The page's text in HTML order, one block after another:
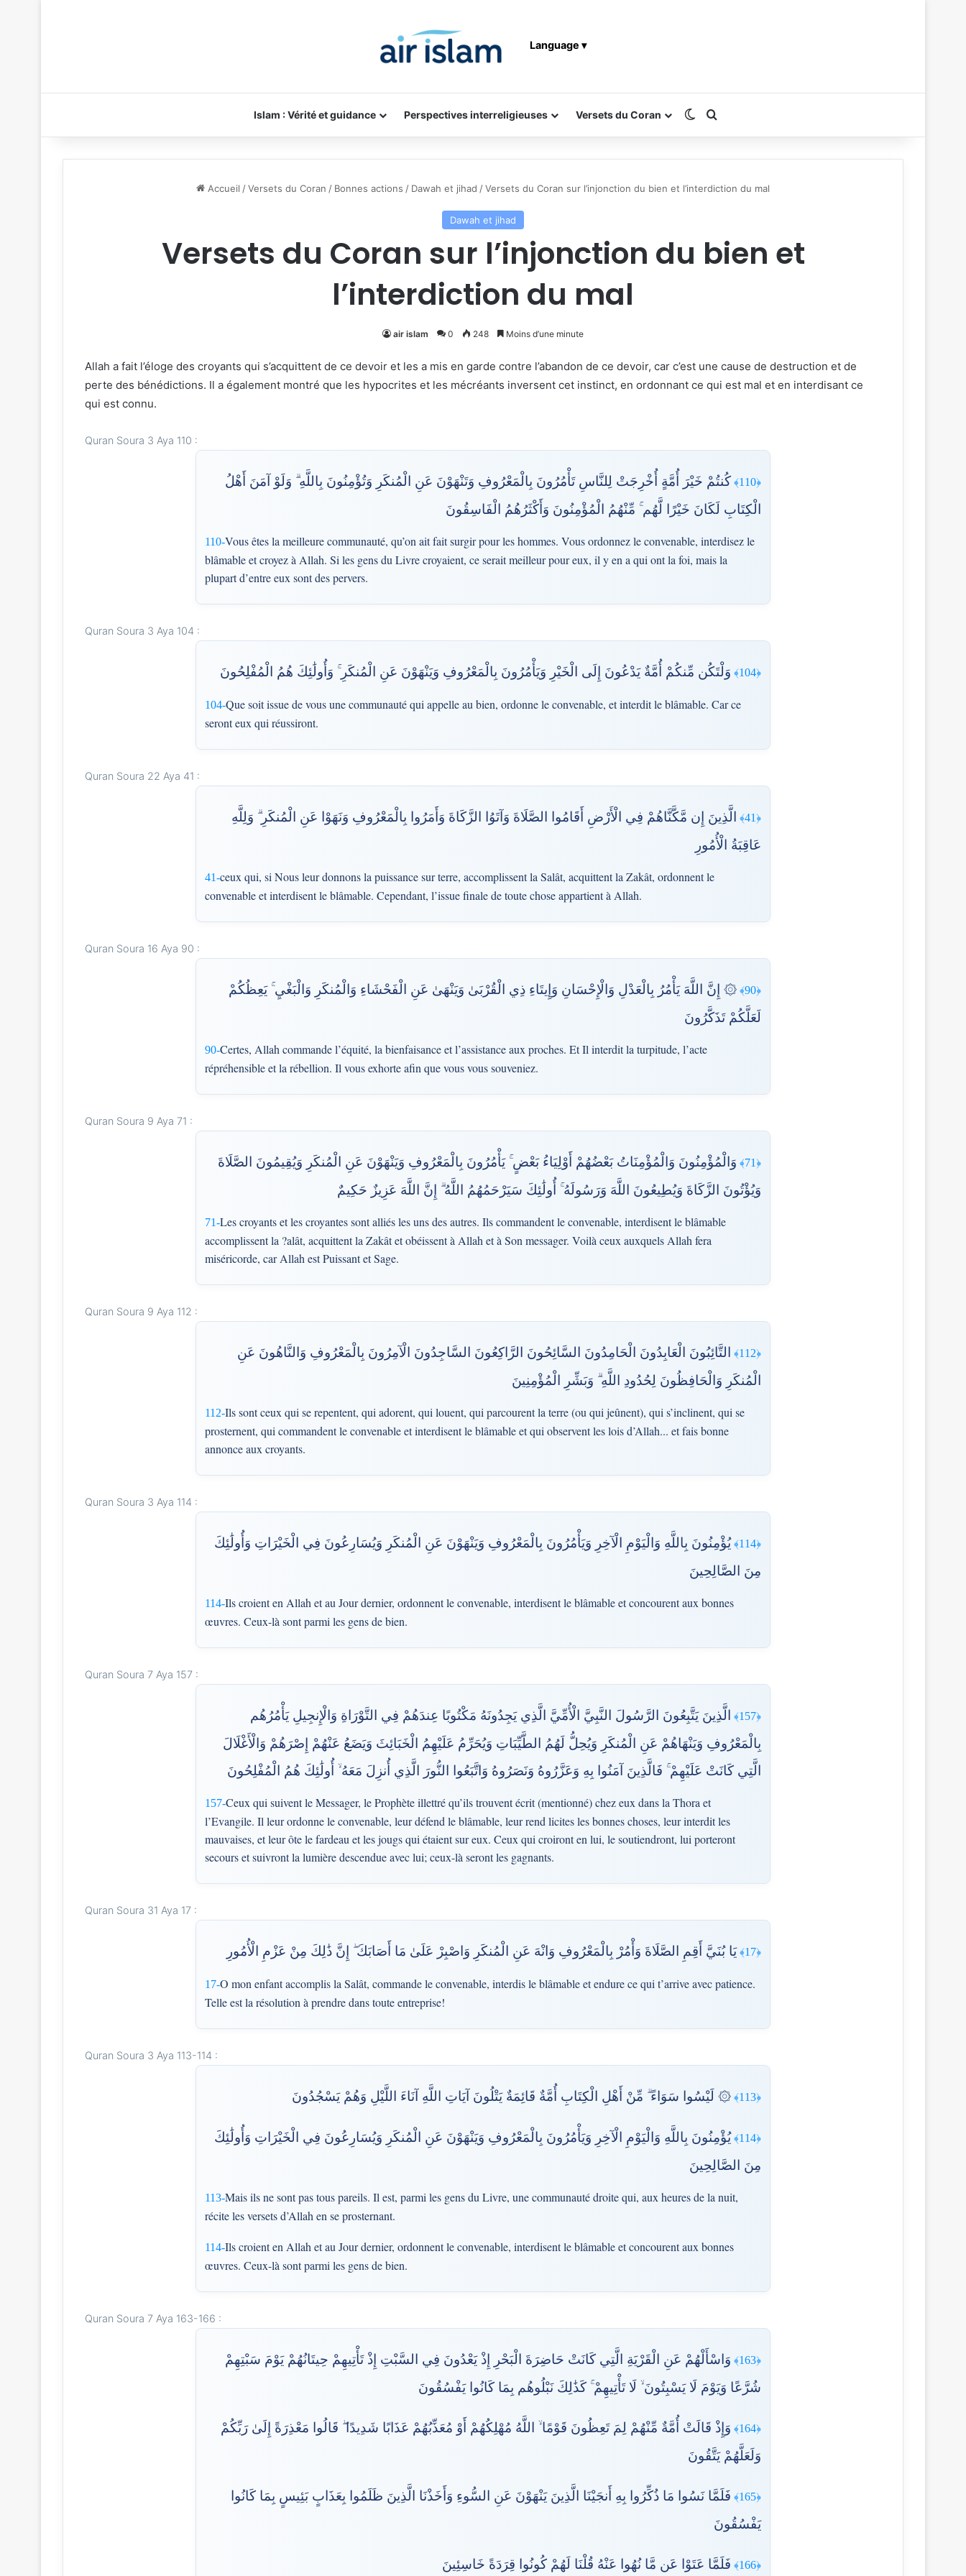
Language ▾
Islam : Vérité et guidance Perspectives interreligieuses Versets du Coran Switch skin
Accueil /Versets du Coran / Bonnes actions / Dawah et jihad /Versets du Coran sur l’injonction du bien et l’interdiction du mal
Dawah et jihad
Versets du Coran sur l’injonction du bien et
l’interdiction du mal
air islam 0 248 Moins d’une minute
Allah a fait l’éloge des croyants qui s’acquittent de ce devoir et les a mis en garde contre l’abandon de ce devoir, car c’est une cause de destruction et de
perte des bénédictions. Il a également montré que les hypocrites et les mécréants inversent cet instinct, en ordonnant ce qui est mal et en interdisant ce
qui est connu.
Quran Soura 3 Aya 110 :
﴿110﴾
كُنتُمْ خَيْرَ أُمَّةٍ أُخْرِجَتْ لِلنَّاسِ تَأْمُرُونَ بِالْمَعْرُوفِ وَتَنْهَوْنَ عَنِ الْمُنكَرِ وَتُؤْمِنُونَ بِاللَّهِ ۗ وَلَوْ آمَنَ أَهْلُ
الْكِتَابِ لَكَانَ خَيْرًا لَّهُم ۚ مِّنْهُمُ الْمُؤْمِنُونَ وَأَكْثَرُهُمُ الْفَاسِقُونَ
110-Vous êtes la meilleure communauté, qu’on ait fait surgir pour les hommes. Vous ordonnez le convenable, interdisez le
blâmable et croyez à Allah. Si les gens du Livre croyaient, ce serait meilleur pour eux, il y en a qui ont la foi, mais la
plupart d’entre eux sont des pervers.
Quran Soura 3 Aya 104 :
﴿104﴾ وَلْتَكُن مِّنكُمْ أُمَّةٌ يَدْعُونَ إِلَى الْخَيْرِ وَيَأْمُرُونَ بِالْمَعْرُوفِ وَيَنْهَوْنَ عَنِ الْمُنكَرِ ۚ وَأُولَٰئِكَ هُمُ الْمُفْلِحُونَ
104-Que soit issue de vous une communauté qui appelle au bien, ordonne le convenable, et interdit le blâmable. Car ce
seront eux qui réussiront.
Quran Soura 22 Aya 41 :
﴿41﴾
الَّذِينَ إِن مَّكَّنَّاهُمْ فِي الْأَرْضِ أَقَامُوا الصَّلَاةَ وَآتَوُا الزَّكَاةَ وَأَمَرُوا بِالْمَعْرُوفِ وَنَهَوْا عَنِ الْمُنكَرِ ۗ وَلِلَّهِ
عَاقِبَةُ الْأُمُورِ
41-ceux qui, si Nous leur donnons la puissance sur terre, accomplissent la Salât, acquittent la Zakât, ordonnent le
convenable et interdisent le blâmable. Cependant, l’issue finale de toute chose appartient à Allah.
Quran Soura 16 Aya 90 :
﴿90﴾
۞ إِنَّ اللَّهَ يَأْمُرُ بِالْعَدْلِ وَالْإِحْسَانِ وَإِيتَاءِ ذِي الْقُرْبَىٰ وَيَنْهَىٰ عَنِ الْفَحْشَاءِ وَالْمُنكَرِ وَالْبَغْيِ ۚ يَعِظُكُمْ
لَعَلَّكُمْ تَذَكَّرُونَ
90-Certes, Allah commande l’équité, la bienfaisance et l’assistance aux proches. Et Il interdit la turpitude, l’acte
répréhensible et la rébellion. Il vous exhorte afin que vous vous souveniez.
Quran Soura 9 Aya 71 :
﴿71﴾
وَالْمُؤْمِنُونَ وَالْمُؤْمِنَاتُ بَعْضُهُمْ أَوْلِيَاءُ بَعْضٍ ۚ يَأْمُرُونَ بِالْمَعْرُوفِ وَيَنْهَوْنَ عَنِ الْمُنكَرِ وَيُقِيمُونَ الصَّلَاةَ
وَيُؤْتُونَ الزَّكَاةَ وَيُطِيعُونَ اللَّهَ وَرَسُولَهُ ۚ أُولَٰئِكَ سَيَرْحَمُهُمُ اللَّهُ ۗ إِنَّ اللَّهَ عَزِيزٌ حَكِيمٌ
71-Les croyants et les croyantes sont alliés les uns des autres. Ils commandent le convenable, interdisent le blâmable
accomplissent la ?alât, acquittent la Zakât et obéissent à Allah et à Son messager. Voilà ceux auxquels Allah fera
miséricorde, car Allah est Puissant et Sage.
Quran Soura 9 Aya 112 :
﴿112﴾
التَّائِبُونَ الْعَابِدُونَ الْحَامِدُونَ السَّائِحُونَ الرَّاكِعُونَ السَّاجِدُونَ الْآمِرُونَ بِالْمَعْرُوفِ وَالنَّاهُونَ عَنِ
الْمُنكَرِ وَالْحَافِظُونَ لِحُدُودِ اللَّهِ ۗ وَبَشِّرِ الْمُؤْمِنِينَ
112-Ils sont ceux qui se repentent, qui adorent, qui louent, qui parcourent la terre (ou qui jeûnent), qui s’inclinent, qui se
prosternent, qui commandent le convenable et interdisent le blâmable et qui observent les lois d’Allah... et fais bonne
annonce aux croyants.
Quran Soura 3 Aya 114 :
﴿114﴾
يُؤْمِنُونَ بِاللَّهِ وَالْيَوْمِ الْآخِرِ وَيَأْمُرُونَ بِالْمَعْرُوفِ وَيَنْهَوْنَ عَنِ الْمُنكَرِ وَيُسَارِعُونَ فِي الْخَيْرَاتِ وَأُولَٰئِكَ
مِنَ الصَّالِحِينَ
114-Ils croient en Allah et au Jour dernier, ordonnent le convenable, interdisent le blâmable et concourent aux bonnes
œuvres. Ceux-là sont parmi les gens de bien.
Quran Soura 7 Aya 157 :
﴿157﴾
الَّذِينَ يَتَّبِعُونَ الرَّسُولَ النَّبِيَّ الْأُمِّيَّ الَّذِي يَجِدُونَهُ مَكْتُوبًا عِندَهُمْ فِي التَّوْرَاةِ وَالْإِنجِيلِ يَأْمُرُهُم
بِالْمَعْرُوفِ وَيَنْهَاهُمْ عَنِ الْمُنكَرِ وَيُحِلُّ لَهُمُ الطَّيِّبَاتِ وَيُحَرِّمُ عَلَيْهِمُ الْخَبَائِثَ وَيَضَعُ عَنْهُمْ إِصْرَهُمْ وَالْأَغْلَالَ
الَّتِي كَانَتْ عَلَيْهِمْ ۚ فَالَّذِينَ آمَنُوا بِهِ وَعَزَّرُوهُ وَنَصَرُوهُ وَاتَّبَعُوا النُّورَ الَّذِي أُنزِلَ مَعَهُ ۙ أُولَٰئِكَ هُمُ الْمُفْلِحُونَ
157-Ceux qui suivent le Messager, le Prophète illettré qu’ils trouvent écrit (mentionné) chez eux dans la Thora et
l’Evangile. Il leur ordonne le convenable, leur défend le blâmable, leur rend licites les bonnes choses, leur interdit les
mauvaises, et leur ôte le fardeau et les jougs qui étaient sur eux. Ceux qui croiront en lui, le soutiendront, lui porteront
secours et suivront la lumière descendue avec lui; ceux-là seront les gagnants.
Quran Soura 31 Aya 17 :
﴿17﴾ يَا بُنَيَّ أَقِمِ الصَّلَاةَ وَأْمُرْ بِالْمَعْرُوفِ وَانْهَ عَنِ الْمُنكَرِ وَاصْبِرْ عَلَىٰ مَا أَصَابَكَ ۖ إِنَّ ذَٰلِكَ مِنْ عَزْمِ الْأُمُورِ
17-O mon enfant accomplis la Salât, commande le convenable, interdis le blâmable et endure ce qui t’arrive avec patience.
Telle est la résolution à prendre dans toute entreprise!
Quran Soura 3 Aya 113-114 :
﴿113﴾ ۞ لَيْسُوا سَوَاءً ۗ مِّنْ أَهْلِ الْكِتَابِ أُمَّةٌ قَائِمَةٌ يَتْلُونَ آيَاتِ اللَّهِ آنَاءَ اللَّيْلِ وَهُمْ يَسْجُدُونَ
113-Mais ils ne sont pas tous pareils. Il est, parmi les gens du Livre, une communauté droite qui, aux heures de la nuit,
récite les versets d’Allah en se prosternant.
﴿114﴾
يُؤْمِنُونَ بِاللَّهِ وَالْيَوْمِ الْآخِرِ وَيَأْمُرُونَ بِالْمَعْرُوفِ وَيَنْهَوْنَ عَنِ الْمُنكَرِ وَيُسَارِعُونَ فِي الْخَيْرَاتِ وَأُولَٰئِكَ
مِنَ الصَّالِحِينَ
114-Ils croient en Allah et au Jour dernier, ordonnent le convenable, interdisent le blâmable et concourent aux bonnes
œuvres. Ceux-là sont parmi les gens de bien.
Quran Soura 7 Aya 163-166 :
﴿163﴾
وَاسْأَلْهُمْ عَنِ الْقَرْيَةِ الَّتِي كَانَتْ حَاضِرَةَ الْبَحْرِ إِذْ يَعْدُونَ فِي السَّبْتِ إِذْ تَأْتِيهِمْ حِيتَانُهُمْ يَوْمَ سَبْتِهِمْ
شُرَّعًا وَيَوْمَ لَا يَسْبِتُونَ ۙ لَا تَأْتِيهِمْ ۚ كَذَٰلِكَ نَبْلُوهُم بِمَا كَانُوا يَفْسُقُونَ
﴿164﴾
وَإِذْ قَالَتْ أُمَّةٌ مِّنْهُمْ لِمَ تَعِظُونَ قَوْمًا ۙ اللَّهُ مُهْلِكُهُمْ أَوْ مُعَذِّبُهُمْ عَذَابًا شَدِيدًا ۖ قَالُوا مَعْذِرَةً إِلَىٰ رَبِّكُمْ
وَلَعَلَّهُمْ يَتَّقُونَ
﴿165﴾
فَلَمَّا نَسُوا مَا ذُكِّرُوا بِهِ أَنجَيْنَا الَّذِينَ يَنْهَوْنَ عَنِ السُّوءِ وَأَخَذْنَا الَّذِينَ ظَلَمُوا بِعَذَابٍ بَئِيسٍ بِمَا كَانُوا
يَفْسُقُونَ
﴿166﴾ فَلَمَّا عَتَوْا عَن مَّا نُهُوا عَنْهُ قُلْنَا لَهُمْ كُونُوا قِرَدَةً خَاسِئِينَ